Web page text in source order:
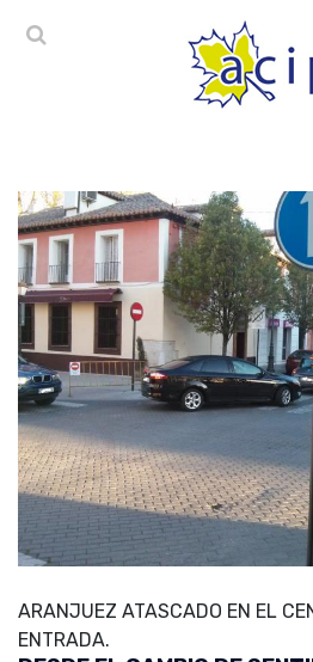
ARANJUEZ ATASCADO EN EL
ENTRADA.